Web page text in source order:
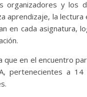
organizadores y los
aprendizaje, la
en cada asignatura,
que en el encuentro
pertenecientes a